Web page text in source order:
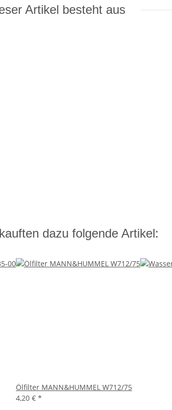
Artikel besteht aus
dazu folgende Artikel:
Ölfilter MANN&HUMMEL W712/75
4,20 € *